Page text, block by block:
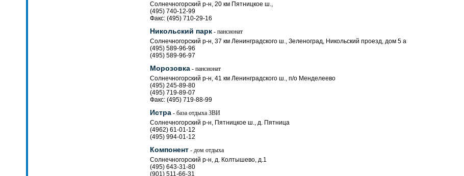
Солнечногорский р-н, 20 км Пятницкое ш.,
(495) 740-12-99
Факс: (495) 710-29-16
Никольский парк - пансионат
Солнечногорский р-н, 37 км Ленинградского ш., Зеленоград, Никольский проезд, дом 5 а
(495) 589-96-96
(495) 589-96-97
Морозовка - пансионат
Солнечногорский р-н, 41 км Ленинградского ш., п/о Менделеево
(495) 245-89-80
(495) 719-89-07
Факс: (495) 719-88-99
Истра - база отдыха ЗВИ
Солнечногорский р-н, Пятницкое ш., д. Пятница
(4962) 61-01-12
(495) 994-01-12
Компонент - дом отдыха
Солнечногорский р-н, д. Колтышево, д.1
(495) 643-31-80
(901) 511-66-31